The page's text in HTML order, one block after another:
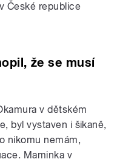
České republice
že se musí
v dětském
byl vystaven i šikaně,
nikomu nemám,
Maminka v